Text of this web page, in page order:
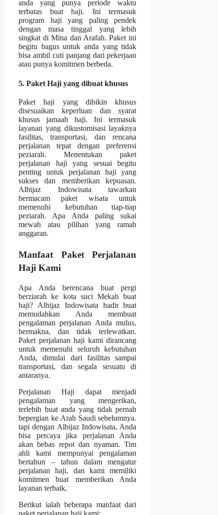
anda yang punya periode waktu
terbatas buat haji. Ini termasuk
program haji yang paling pendek
dengan masa tinggal yang lebih
singkat di Mina dan Arafah. Paket ini
begitu bagus untuk anda yang tidak
bisa ambil cuti panjang dari pekerjaan
atau punya komitmen berbeda.
5. Paket Haji yang dibuat khusus
Paket haji yang dibikin khusus
disesuaikan keperluan dan syarat
khusus jamaah haji. Ini termasuk
layanan yang dikustomisasi layaknya
fasilitas, transportasi, dan rencana
perjalanan tepat dengan preferensi
peziarah. Menentukan paket
perjalanan haji yang sesuai begitu
penting untuk perjalanan haji yang
sukses dan memberikan kepuasan.
Alhijaz Indowisata tawarkan
bermacam paket wisata untuk
memenuhi kebutuhan tiap-tiap
peziarah. Apa Anda paling sukai
mewah atau pilihan yang ramah
anggaran.
Manfaat Paket Perjalanan
Haji Kami
Apa Anda berencana buat pergi
berziarah ke kota suci Mekah buat
haji? Alhijaz Indowisata hadir buat
memudahkan Anda membuat
pengalaman perjalanan Anda mulus,
bermakna, dan tidak terlewatkan.
Paket perjalanan haji kami dirancang
untuk memenuhi seluruh kebutuhan
Anda, dimulai dari fasilitas sampai
transportasi, dan segala sesuatu di
antaranya.
Perjalanan Haji dapat menjadi
pengalaman yang mengerikan,
terlebih buat anda yang tidak pernah
bepergian ke Arab Saudi sebelumnya.
tapi dengan Alhijaz Indowisata, Anda
bisa percaya jika perjalanan Anda
akan bebas repot dan nyaman. Tim
ahli kami mempunyai pengalaman
bertahun – tahun dalam mengatur
perjalanan haji, dan kami memiliki
komitmen buat memberikan Anda
layanan terbaik.
Berikut ialah beberapa manfaat dari
paket perjalanan haji kami: